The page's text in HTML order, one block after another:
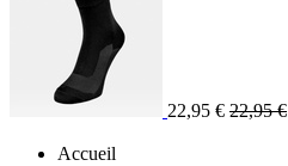
22,95 € 22,95€
Accueil